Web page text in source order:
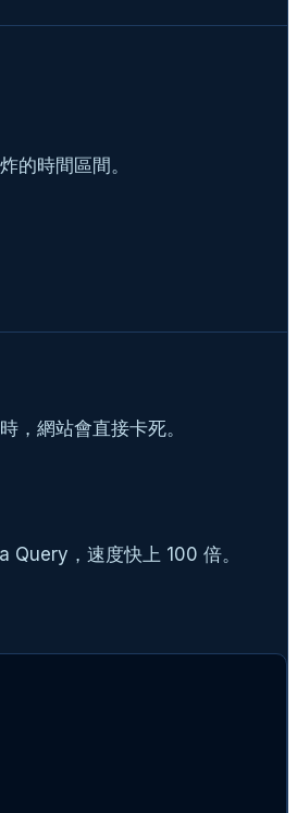
的時間區間。
，網站會直接卡死。
Query，速度快上 100 倍。
郵件發送服務 (SMTP)